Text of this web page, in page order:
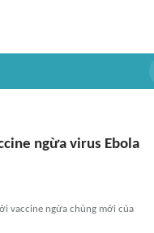
ngừa virus Ebola
vaccine ngừa chủng mới của